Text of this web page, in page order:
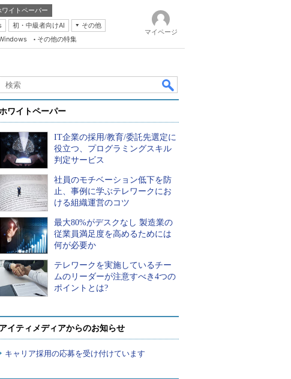
ワイトペーパー
初・中級者向けAI
その他
その他の特集
マイページ
ワイトペーパー
IT企業の採用/教育/委託先選定に
役立つ、プログラミングスキル
判定サービス
社員のモチベーション低下を防
止、事例に学ぶテレワークにお
ける組織運営のコツ
最大80%がデスクなし 製造業の
従業員満足度を高めるためには
何が必要か
テレワークを実施しているチー
ムのリーダーが注意すべき4つの
ポイントとは?
アイティメディアからのお知らせ
キャリア採用の応募を受け付けています